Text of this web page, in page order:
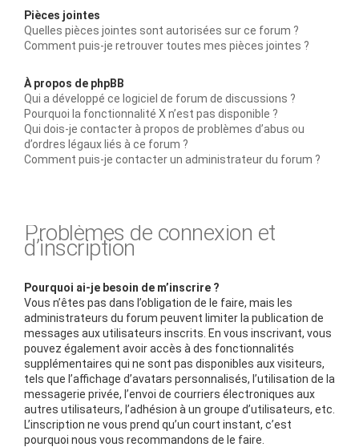
Pièces jointes
Quelles pièces jointes sont autorisées sur ce forum ?
Comment puis-je retrouver toutes mes pièces jointes ?
À propos de phpBB
Qui a développé ce logiciel de forum de discussions ?
Pourquoi la fonctionnalité X n’est pas disponible ?
Qui dois-je contacter à propos de problèmes d’abus ou
d’ordres légaux liés à ce forum ?
Comment puis-je contacter un administrateur du forum ?
Problèmes de connexion et
d’inscription
Pourquoi ai-je besoin de m’inscrire ?
Vous n’êtes pas dans l’obligation de le faire, mais les
administrateurs du forum peuvent limiter la publication de
messages aux utilisateurs inscrits. En vous inscrivant, vous
pouvez également avoir accès à des fonctionnalités
supplémentaires qui ne sont pas disponibles aux visiteurs,
tels que l’affichage d’avatars personnalisés, l’utilisation de la
messagerie privée, l’envoi de courriers électroniques aux
autres utilisateurs, l’adhésion à un groupe d’utilisateurs, etc.
L’inscription ne vous prend qu’un court instant, c’est
pourquoi nous vous recommandons de le faire.